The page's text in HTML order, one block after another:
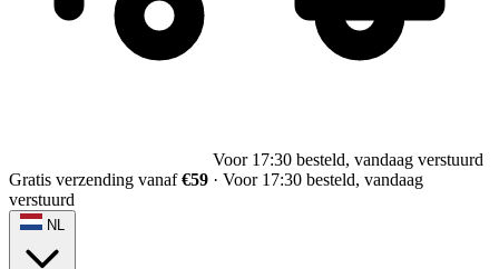
Voor 17:30 besteld, vandaag verstuurd
Gratis verzending vanaf€59 · Voor 17:30 besteld, vandaag
verstuurd
NL